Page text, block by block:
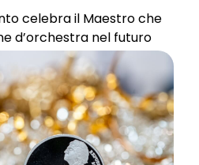
celebra il Maestro che
d’orchestra nel futuro